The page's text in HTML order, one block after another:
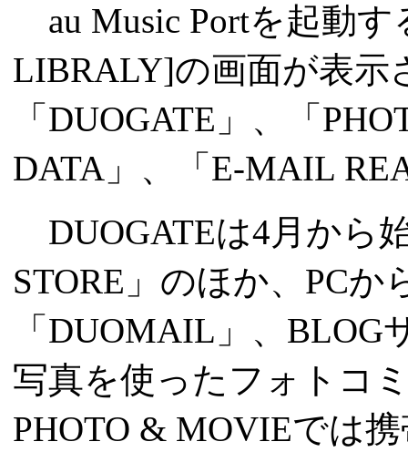
au Music Portを起動
LIBRALY]の画面が表示
「DUOGATE」、「
DATA」、「E-MAIL
DUOGATEは4月から
STORE」のほか、PC
「DUOMAIL」、BLOG
写真を使ったフォトコ
PHOTO & MOVIEでは